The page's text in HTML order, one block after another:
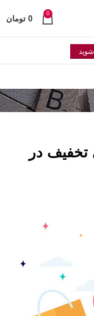
0
0 تومان
در